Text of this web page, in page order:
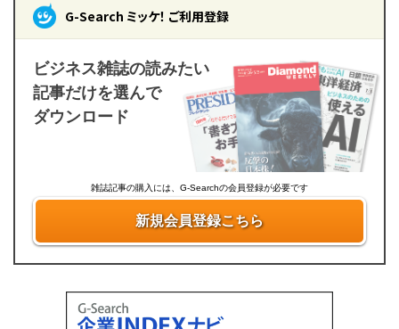
G-Search ミッケ！ ご利用登録
ビジネス雑誌の読みたい
記事だけを選んで
ダウンロード
雑誌記事の購入には、G-Searchの会員登録が必要です
新規会員登録こちら